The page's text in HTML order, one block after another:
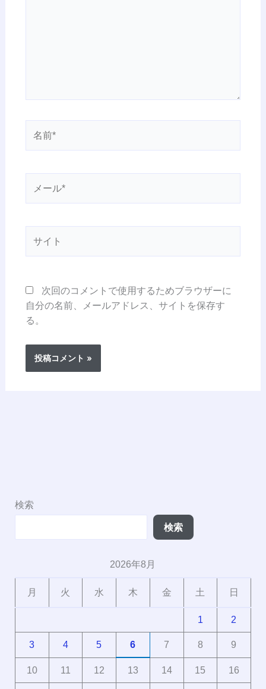
*
次回のコメントで使用するためブラウザーに
自分の名前、メールアドレス、サイトを保存す
る。
検索
検索
2026年8月
月 火 水 木 金 土 日
1 2
3 4 5 6 7 8 9
10 11 12 13 14 15 16